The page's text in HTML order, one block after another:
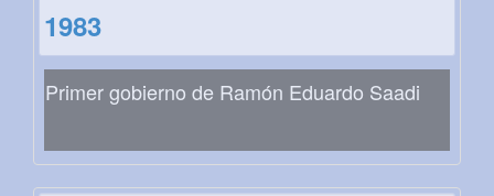
1983
Primer gobierno de Ramón Eduardo Saadi